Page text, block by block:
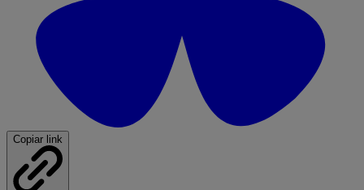
Copiar link